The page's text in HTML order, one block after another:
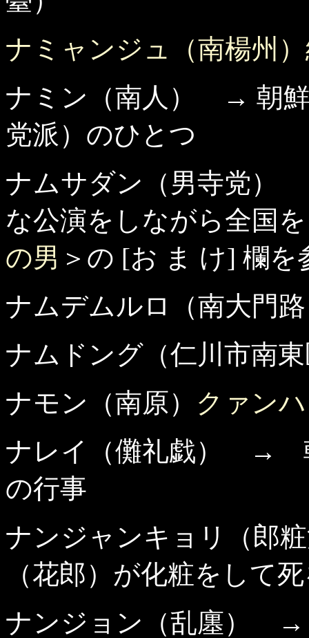
ナミャンジュ（南楊州
ナミン（南人） → 朝鮮
党派）のひとつ
ナムサダン（男寺党
な公演をしながら全国
の男 ＞の [お ま け] 欄を
ナムデムルロ（南大門
ナムドング（仁川市南
ナモン（南原） クァン
ナレイ（儺礼戯） →
の行事
ナンジャンキョリ（
（花郎）が化粧をして
ナンジョン（乱廛）